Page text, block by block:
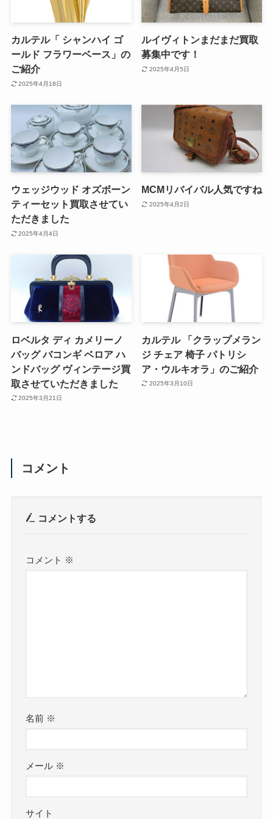
カルテル「 シャンハイ ゴ
ールド フラワーベース」の
ご紹介
2025年4月18日
ルイヴィトンまだまだ買取
募集中です！
2025年4月5日
ウェッジウッド オズボーン
ティーセット買取させてい
ただきました
2025年4月4日
MCMリバイバル人気ですね
2025年4月2日
ロベルタ ディ カメリーノ
バッグ バコンギ ベロア ハ
ンドバッグ ヴィンテージ買
取させていただきました
2025年3月21日
カルテル 「クラップメラン
ジ チェア 椅子 パトリシ
ア・ウルキオラ」のご紹介
2025年3月10日
コメント
コメントする
コメント ※
名前 ※
メール ※
サイト